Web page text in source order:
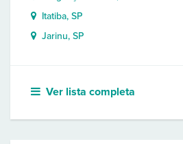
Itatiba, SP
Jarinu, SP
Ver lista completa